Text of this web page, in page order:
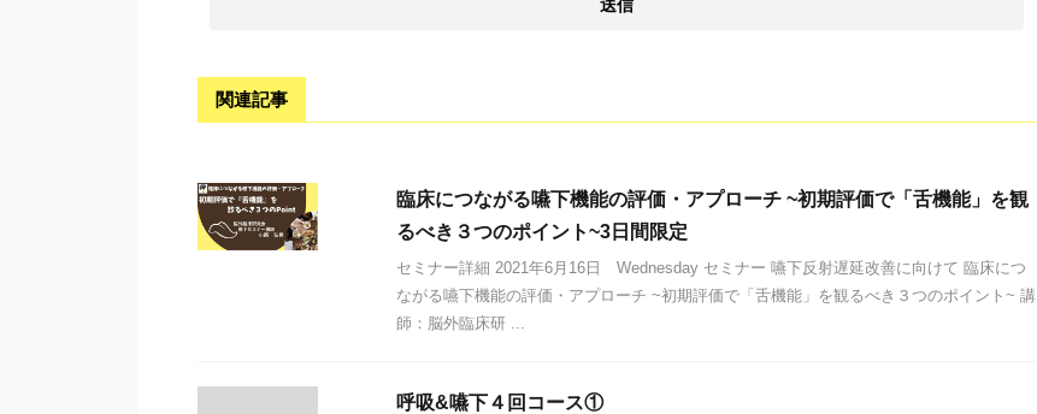
関連記事
臨床につながる嚥下機能の評価・アプローチ ~初期評価で「舌機能」を観
るべき３つのポイント~3日間限定
セミナー詳細 2021年6月16日 Wednesday セミナー 嚥下反射遅延改善に向けて 臨床につ
ながる嚥下機能の評価・アプローチ ~初期評価で「舌機能」を観るべき３つのポイント~ 講
師：脳外臨床研 ...
呼吸&嚥下４回コース①